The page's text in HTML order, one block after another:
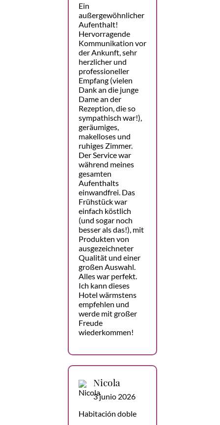
Ein
außergewöhnlicher
Aufenthalt!
Hervorragende
Kommunikation vor
der Ankunft, sehr
herzlicher und
professioneller
Empfang (vielen
Dank an die junge
Dame an der
Rezeption, die so
sympathisch war!),
geräumiges,
makelloses und
ruhiges Zimmer.
Der Service war
während meines
gesamten
Aufenthalts
einwandfrei. Das
Frühstück war
einfach köstlich
(und sogar noch
besser als das!), mit
Produkten von
ausgezeichneter
Qualität und einer
großen Auswahl.
Alles war perfekt.
Ich kann dieses
Hotel wärmstens
empfehlen und
werde mit großer
Freude
wiederkommen!
Nicola
3 junio 2026
Habitación doble